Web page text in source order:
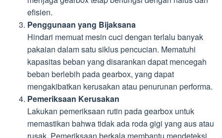
efisien.
Penggunaan yang Bijaksana
Hindari memuat mesin cuci dengan terlalu banyak
pakaian dalam satu siklus pencucian. Mematuhi
kapasitas beban yang disarankan dapat mencegah
beban berlebih pada gearbox, yang dapat
mengakibatkan kerusakan atau penurunan performa.
Pemeriksaan Kerusakan
Lakukan pemeriksaan rutin pada gearbox untuk
memastikan bahwa tidak ada roda gigi yang aus atau
rusak. Pemeriksaan berkala membantu mendeteksi